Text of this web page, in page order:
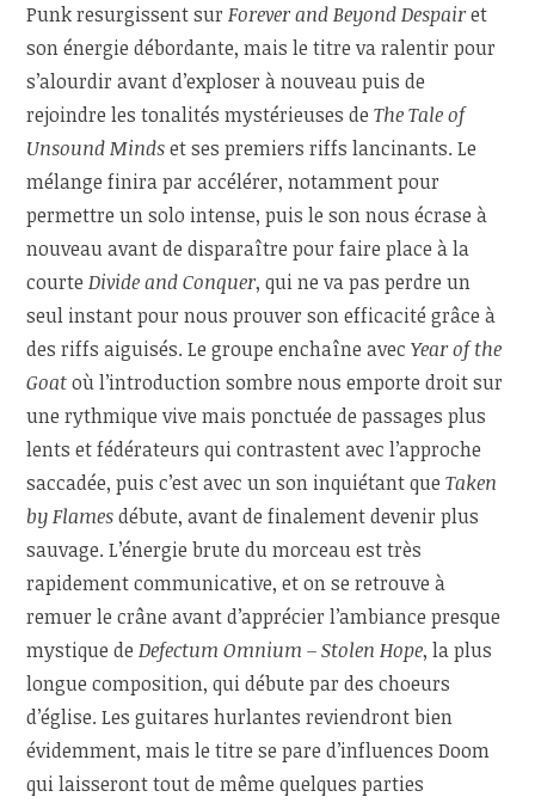
Punk resurgissent surForever and Beyond Despairet
son énergie débordante, mais le titre va ralentir pour
s’alourdir avant d’exploser à nouveau puis de
rejoindre les tonalités mystérieuses deThe Tale of
Unsound Mindset ses premiers riffs lancinants. Le
mélange finira par accélérer, notamment pour
permettre un solo intense, puis le son nous écrase à
nouveau avant de disparaître pour faire place à la
courteDivide and Conquer, qui ne va pas perdre un
seul instant pour nous prouver son efficacité grâce à
des riffs aiguisés. Le groupe enchaîne avecYear of the
Goatoù l’introduction sombre nous emporte droit sur
une rythmique vive mais ponctuée de passages plus
lents et fédérateurs qui contrastent avec l’approche
saccadée, puis c’est avec un son inquiétant queTaken
by Flamesdébute, avant de finalement devenir plus
sauvage. L’énergie brute du morceau est très
rapidement communicative, et on se retrouve à
remuer le crâne avant d’apprécier l’ambiance presque
mystique deDefectum Omnium – Stolen Hope, la plus
longue composition, qui débute par des choeurs
d’église. Les guitares hurlantes reviendront bien
évidemment, mais le titre se pare d’influences Doom
qui laisseront tout de même quelques parties